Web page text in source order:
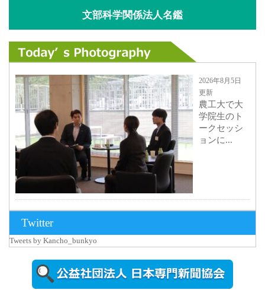
文部科学関係法人名鑑
2026年8月5日
更新
農工大で大
学院生のト
ークセッシ
ョンに...
ォトスポッ
ト （8...
Twitter
Tweets by Kancho_bunkyo